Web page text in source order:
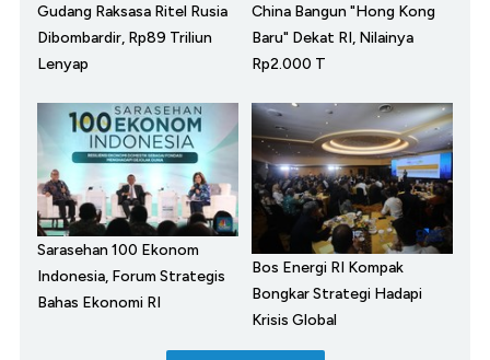
Gudang Raksasa Ritel Rusia
Dibombardir, Rp89 Triliun
Lenyap
China Bangun "Hong Kong
Baru" Dekat RI, Nilainya
Rp2.000 T
Sarasehan 100 Ekonom
Indonesia, Forum Strategis
Bahas Ekonomi RI
Bos Energi RI Kompak
Bongkar Strategi Hadapi
Krisis Global